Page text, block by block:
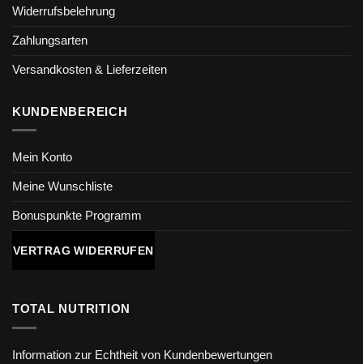
Widerrufsbelehrung
Zahlungsarten
Versandkosten & Lieferzeiten
KUNDENBEREICH
Mein Konto
Meine Wunschliste
Bonuspunkte Programm
VERTRAG WIDERRUFEN
TOTAL NUTRITION
Information zur Echtheit von Kundenbewertungen